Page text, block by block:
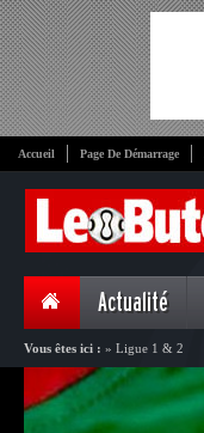
Accueil Page De Démarrage
Actualité
Vous êtes ici : » Ligue 1 & 2